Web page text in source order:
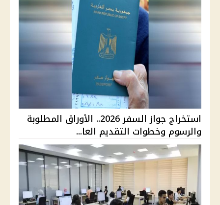
استخراج جواز السفر 2026.. الأوراق المطلوبة
والرسوم وخطوات التقديم العا...